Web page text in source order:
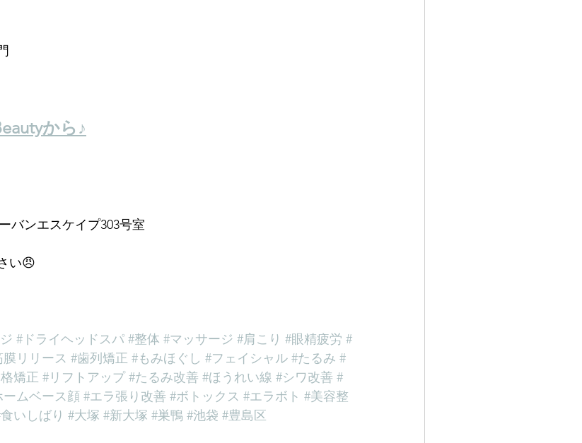
から♪
バンエスケイプ303号室
い😠
#ドライヘッドスパ #整体 #マッサージ #肩こり #眼精疲労 #
膜リリース #歯列矯正 #もみほぐし #フェイシャル #たるみ #
矯正 #リフトアップ #たるみ改善 #ほうれい線 #シワ改善 #
ームベース顔 #エラ張り改善 #ボトックス #エラボト #美容整
いしばり #大塚 #新大塚 #巣鴨 #池袋 #豊島区